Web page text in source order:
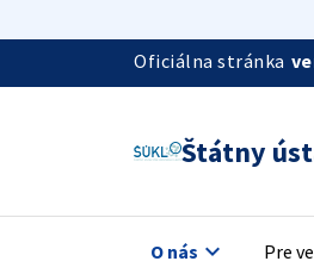
Oficiálna stránka
Štátny
O nás keyboard_arrow_down Pre